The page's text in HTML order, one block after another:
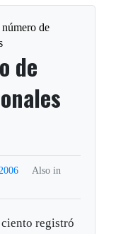
de
de
Also in
registró